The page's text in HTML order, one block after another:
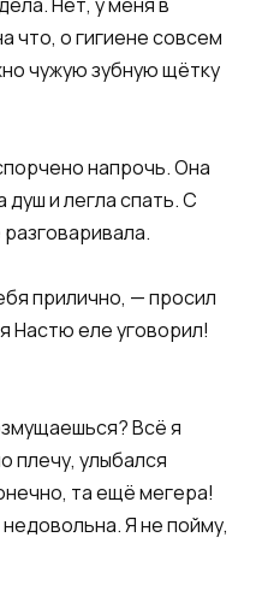
что, о гигиене совсем
чужую зубную щётку
напрочь. Она
душ и легла спать. С
прилично, — просил
Настю еле уговорил!
Всё я
плечу, улыбался
та ещё мегера!
Я не пойму,